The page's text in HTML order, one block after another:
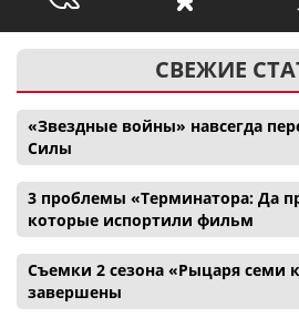
СВЕЖИЕ
«Звездные войны» навсегда
Силы
3 проблемы «Терминатора: Да
которые испортили фильм
Съемки 2 сезона «Рыцаря семи
завершены